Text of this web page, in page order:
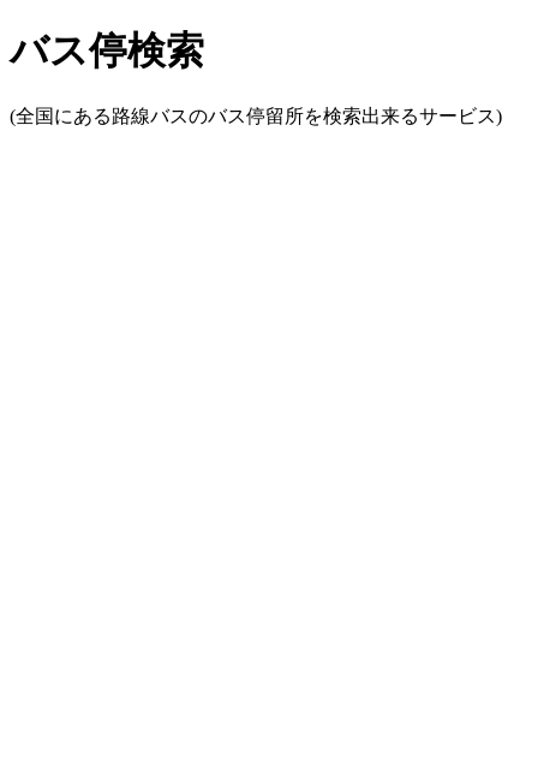
バス停検索
(全国にある路線バスのバス停留所を検索出来るサービス)